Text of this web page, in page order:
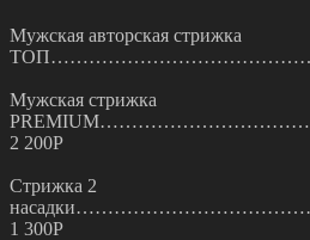
Мужская авторская стрижка
Мужская стрижка
2 200Р
Стрижка 2
1 300Р